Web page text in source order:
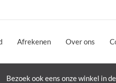
Afrekenen Over ons
Bezoek ook eens onze winkel in